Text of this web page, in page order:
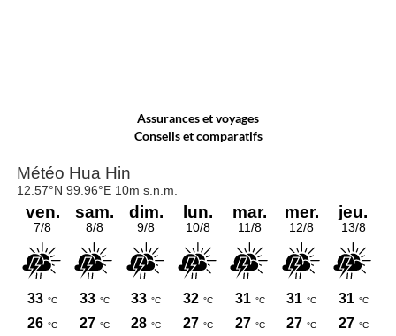
Assurances et voyages
Conseils et comparatifs